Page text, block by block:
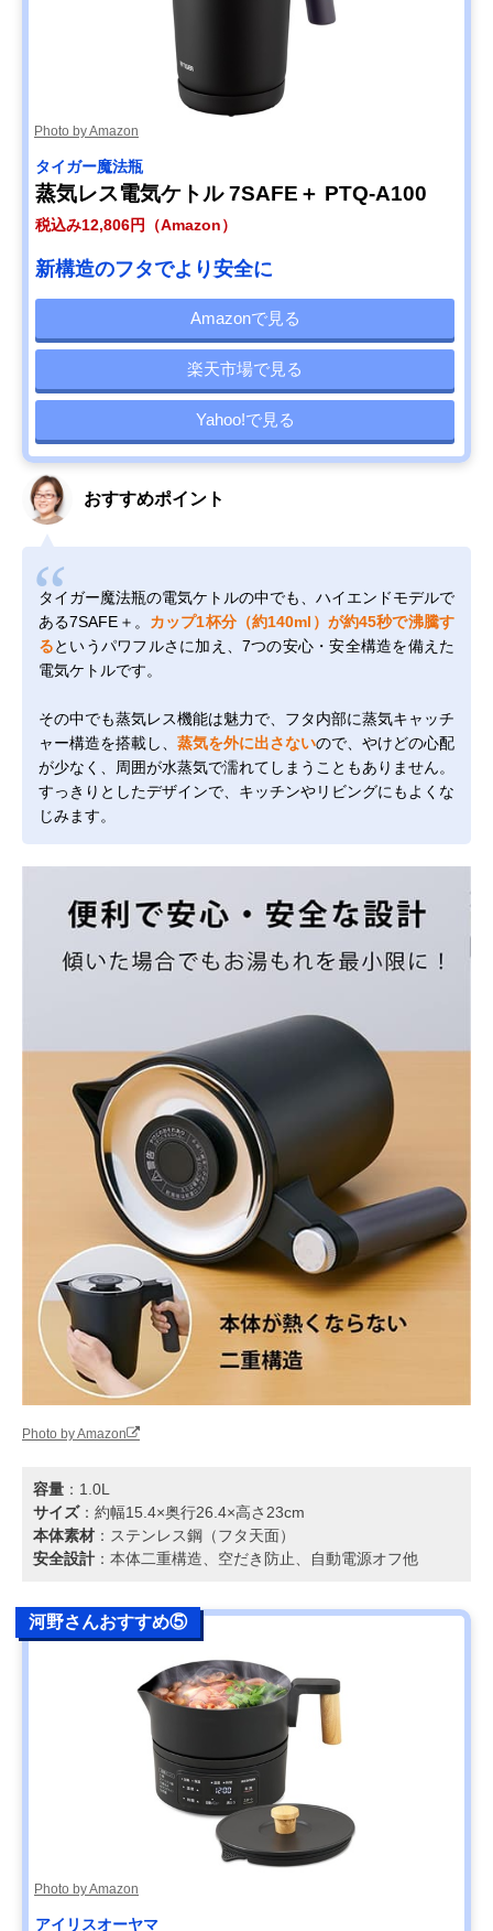
Photo by Amazon
タイガー魔法瓶
蒸気レス電気ケトル 7SAFE＋ PTQ-A100
税込み12,806円（Amazon）
新構造のフタでより安全に
Amazonで見る
楽天市場で見る
Yahoo!で見る
おすすめポイント
タイガー魔法瓶の電気ケトルの中でも、ハイエンドモデルで
ある7SAFE＋。 カップ1杯分（約140ml）が約45秒で沸騰す
るというパワフルさに加え、7つの安心・安全構造を備えた
電気ケトルです。
その中でも蒸気レス機能は魅力で、フタ内部に蒸気キャッチ
ャー構造を搭載し、 蒸気を外に出さないので、やけどの心配
が少なく、周囲が水蒸気で濡れてしまうこともありません。
すっきりとしたデザインで、キッチンやリビングにもよくな
じみます。
Photo by Amazon
容量 ：1.0L
サイズ：約幅15.4×奥行26.4×高さ23cm
本体素材 ：ステンレス鋼（フタ天面）
安全設計 ：本体二重構造、空だき防止、自動電源オフ他
河野さんおすすめ⑤
Photo by Amazon
アイリスオーヤマ